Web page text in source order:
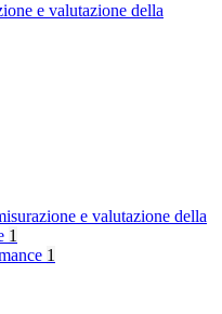
e valutazione della
e valutazione della
1
1